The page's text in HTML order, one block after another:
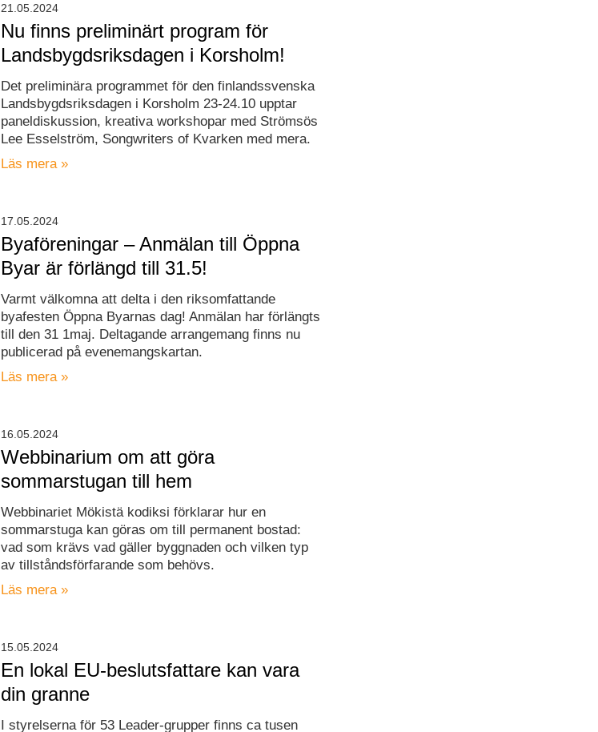
Nu finns preliminärt program för
Landsbygdsriksdagen i Korsholm!
Det preliminära programmet för den finlandssvenska
Landsbygdsriksdagen i Korsholm 23-24.10 upptar
paneldiskussion, kreativa workshopar med Strömsös
Lee Esselström, Songwriters of Kvarken med mera.
Läs mera »
21.05.2024
Byaföreningar – Anmälan till Öppna
Byar är förlängd till 31.5!
Varmt välkomna att delta i den riksomfattande
byafesten Öppna Byarnas dag! Anmälan har förlängts
till den 31 1maj. Deltagande arrangemang finns nu
publicerad på evenemangskartan.
Läs mera »
17.05.2024
Webbinarium om att göra
sommarstugan till hem
Webbinariet Mökistä kodiksi förklarar hur en
sommarstuga kan göras om till permanent bostad:
vad som krävs vad gäller byggnaden och vilken typ
av tillståndsförfarande som behövs.
Läs mera »
16.05.2024
En lokal EU-beslutsfattare kan vara
din granne
I styrelserna för 53 Leader-grupper finns ca tusen
15.05.2024